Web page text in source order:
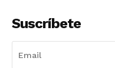
Suscríbete